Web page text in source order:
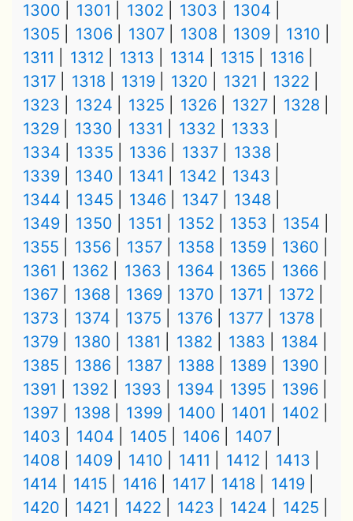
1300
1301 1302 1303
1304
1305
1306 1307 1308 1309
1310
1311
1312 1313 1314 1315
1316
1317
1318 1319 1320 1321
1322
1323
1324 1325 1326 1327
1328
1329
1330 1331 1332
1333
1334
1335 1336 1337
1338
1339
1340 1341 1342
1343
1344
1345 1346 1347
1348
1349
1350 1351 1352 1353
1354
1355
1356 1357 1358 1359
1360
1361
1362 1363 1364 1365
1366
1367
1368 1369 1370 1371
1372
1373
1374 1375 1376 1377
1378
1379
1380 1381 1382 1383
1384
1385
1386 1387 1388 1389
1390
1391
1392 1393 1394 1395
1396
1397
1398 1399 1400 1401
1402
1403
1404 1405 1406
1407
1408
1409 1410 1411 1412
1413
1414
1415 1416 1417 1418
1419
1420
1421 1422 1423 1424
1425